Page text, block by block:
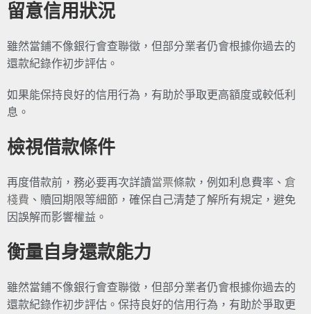
留意信用狀況
雖然當鋪不像銀行會查聯徵，但部分業者仍會根據你過去的
還款紀錄作初步評估。
如果能保持良好的信用行為，有助於爭取更高額度或較低利
息。
檢視借款條件
再度借款前，務必要再次詳讀當票條款，例如利息費率、 倉
棧費 、贖回期限等細節，確保自己清楚了解所有規定，避免
因誤解而影響權益。
衡量自身還款能力
雖然當鋪不像銀行會查聯徵，但部分業者仍會根據你過去的
還款紀錄作初步評估。保持良好的信用行為，有助於爭取更